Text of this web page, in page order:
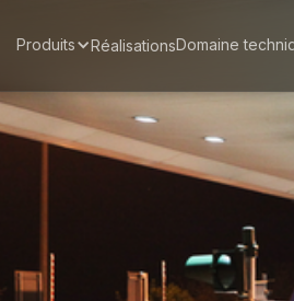
Produits RéalisationsDomaine